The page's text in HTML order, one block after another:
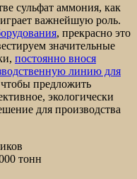
сульфат аммония, как
важнейшую роль.
, прекрасно это
значительные
постоянно внося
линию для
предложить
экологически
для производства